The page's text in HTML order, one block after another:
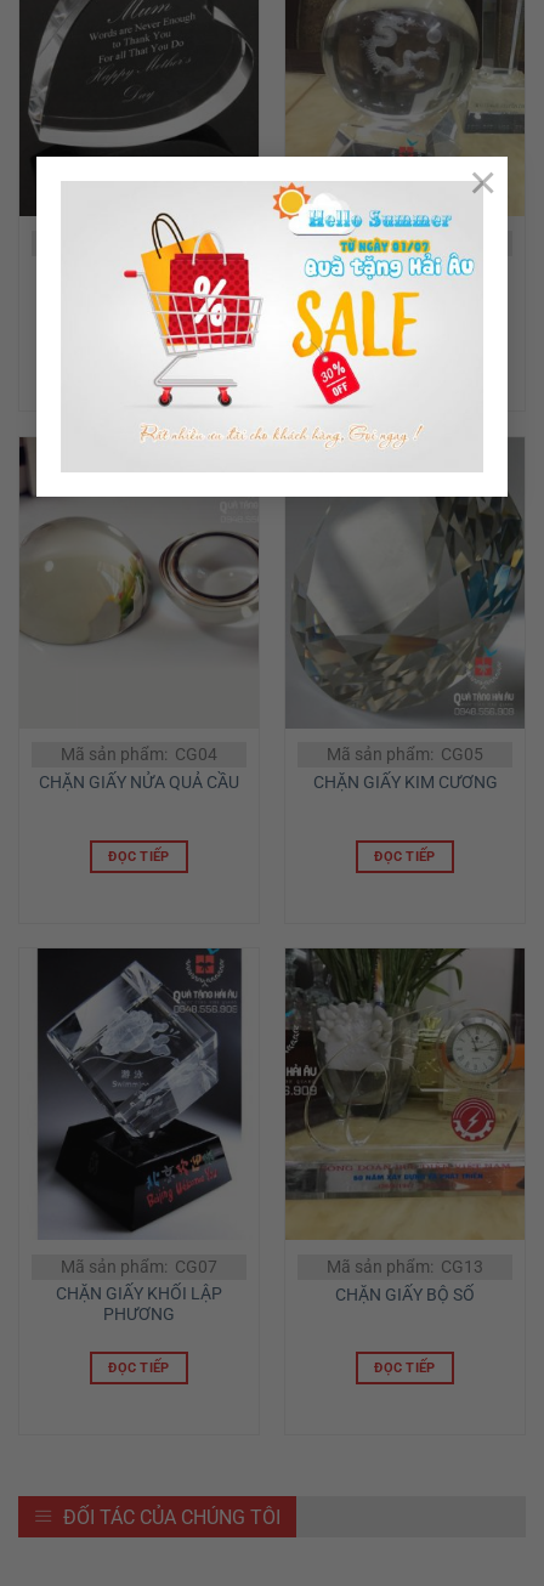
×
Mã sản phẩm: CG10
CHẶN GIẤY PHA LÊ TRÁI
TIM
ĐỌC TIẾP
Mã sản phẩm: CG03
CHẶN GIẤY QUẢ CẦU PHA
LÊ
ĐỌC TIẾP
Mã sản phẩm: CG04
CHẶN GIẤY NỬA QUẢ CẦU
ĐỌC TIẾP
Mã sản phẩm: CG05
CHẶN GIẤY KIM CƯƠNG
ĐỌC TIẾP
Mã sản phẩm: CG07
CHẶN GIẤY KHỐI LẬP
PHƯƠNG
ĐỌC TIẾP
Mã sản phẩm: CG13
CHẶN GIẤY BỘ SỐ
ĐỌC TIẾP
ĐỐI TÁC CỦA CHÚNG TÔI